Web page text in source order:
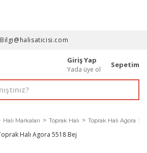
Bilgi@halisaticisi.com
Giriş Yap
Yada üye ol
Sepetim
Halı Markaları Toprak Halı Toprak Halı Agora